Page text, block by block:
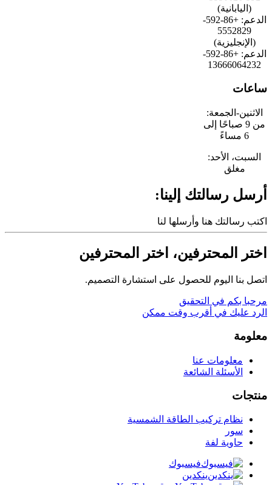
(اليابانية)
الدعم: +86-592-
5552829
(الإنجليزية)
الدعم: +86-592-
13666064232
ساعات
الاثنين-الجمعة:
من 9 صباحًا إلى
6 مساءً
السبت، الأحد:
مغلق
أرسل رسالتك إلينا:
اكتب رسالتك هنا وأرسلها لنا
اختر المحترفين، اختر المحترفين
اتصل بنا اليوم للحصول على استشارة التصميم.
مرحبا بكم في التحقيق
الرد عليك في أقرب وقت ممكن
معلومة
معلومات عنا
الأسئلة الشائعة
منتجات
نظام تركيب الطاقة الشمسية
سور
حاوية لفة
فيسبوك
ينكدين